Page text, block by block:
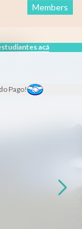
acá
Pago!
Members